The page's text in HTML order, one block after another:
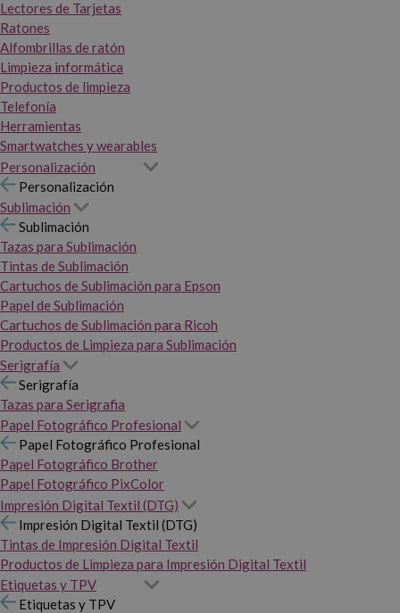
Lectores de Tarjetas
Ratones
Alfombrillas de ratón
Limpieza informática
Productos de limpieza
Telefonía
Herramientas
Smartwatches y wearables
Personalización
Personalización
Sublimación
Sublimación
Tazas para Sublimación
Tintas de Sublimación
Cartuchos de Sublimación para Epson
Papel de Sublimación
Cartuchos de Sublimación para Ricoh
Productos de Limpieza para Sublimación
Serigrafía
Serigrafía
Tazas para Serigrafia
Papel Fotográfico Profesional
Papel Fotográfico Profesional
Papel Fotográfico Brother
Papel Fotográfico PixColor
Impresión Digital Textil (DTG)
Impresión Digital Textil (DTG)
Tintas de Impresión Digital Textil
Productos de Limpieza para Impresión Digital Textil
Etiquetas y TPV
Etiquetas y TPV